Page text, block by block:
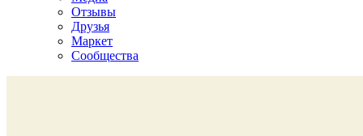
Отзывы
Друзья
Маркет
Сообщества